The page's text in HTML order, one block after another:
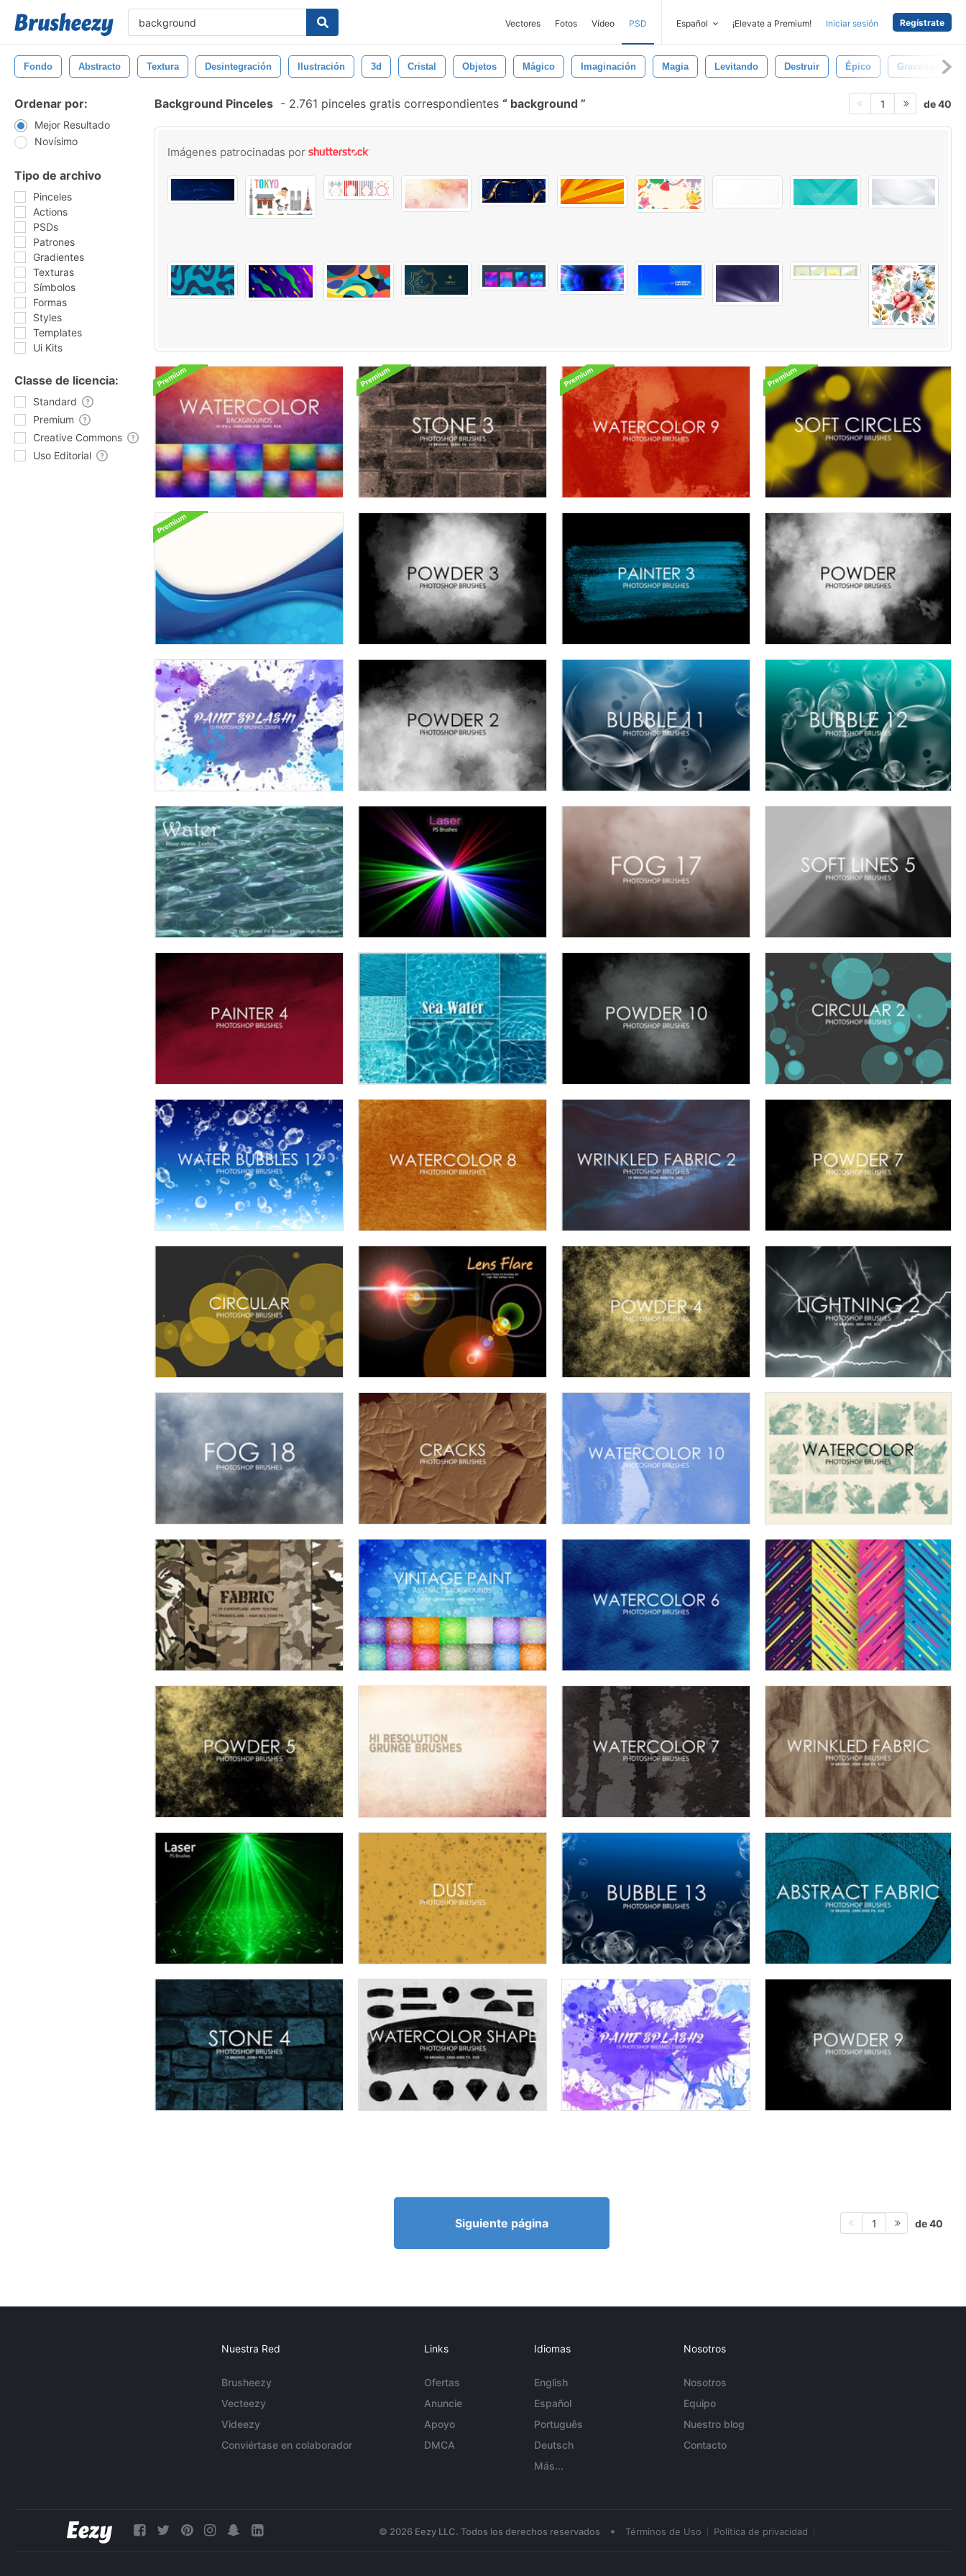
Vectores Fotos Vídeo PSD Español ¡Elevate a Premium! Iniciar sesión Regístrate
Fondo Abstracto Textura Desintegración Ilustración 3d Cristal Objetos Mágico Imaginación Magia Levitando Destruir Épico Gravedad
Ordenar por:
Mejor Resultado
Novísimo
Tipo de archivo
Pinceles
Actions
PSDs
Patrones
Gradientes
Texturas
Símbolos
Formas
Styles
Templates
Ui Kits
Classe de licencia:
Standard
Premium
Creative Commons
Uso Editorial
Background Pinceles - 2.761 pinceles gratis correspondientes background 1 de 40
Imágenes patrocinadas por
Siguiente página 1 de 40
Nuestra Red
Brusheezy
Vecteezy
Videezy
Conviértase en colaborador
Links
Ofertas
Anuncie
Apoyo
DMCA
Idiomas
English
Español
Português
Deutsch
Más...
Nosotros
Nosotros
Equipo
Nuestro blog
Contacto
© 2026 Eezy LLC. Todos los derechos reservados • Términos de Uso Política de privacidad